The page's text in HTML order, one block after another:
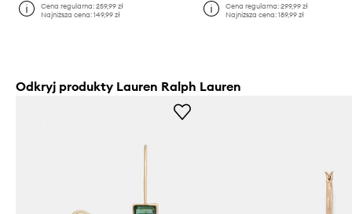
Cena regularna:259,99 zł
Najniższa cena:149,99 zł
Cena regularna: 299,99 zł
Najniższa cena: 189,99 zł
Odkryj produkty Lauren Ralph Lauren